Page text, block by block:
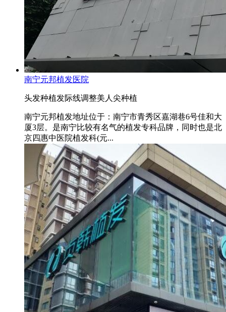
南宁元邦植发医院
头发种植发际线调整美人尖种植
南宁元邦植发地址位于：南宁市青秀区嘉湖巷6号佳和大
厦3层。是南宁比较有名气的植发专科品牌，同时也是北
京四惠中医院植发科(元...